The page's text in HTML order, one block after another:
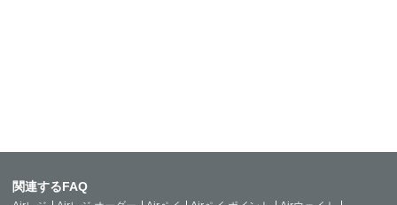
関連するFAQ